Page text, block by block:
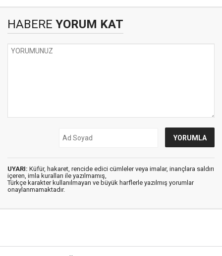
HABERE YORUM KAT
UYARI: Küfür, hakaret, rencide edici cümleler veya imalar, inançlara saldırı
içeren, imla kuralları ile yazılmamış,
Türkçe karakter kullanılmayan ve büyük harflerle yazılmış yorumlar
onaylanmamaktadır.